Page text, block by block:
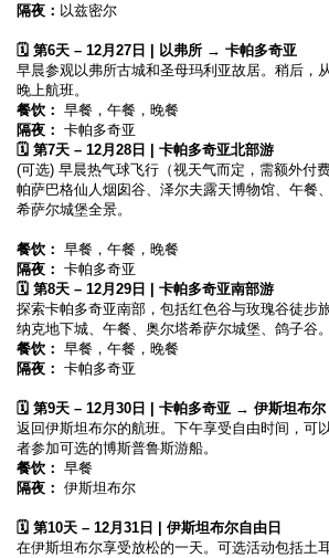
隔夜： 以兹密尔
🗓️ 第6天 – 12月27日 | 以弗所 → 卡帕多奇亚
早晨参观以弗所古城和圣母玛利亚故居。稍后，
晚上航班。
餐饮： 早餐，午餐，晚餐
隔夜： 卡帕多奇亚
🗓️ 第7天 – 12月28日 | 卡帕多奇亚北部游
(可选) 早晨热气球飞行（视天气而定，需额外付
帕萨巴格仙人烟囱谷、泽尔夫露天博物馆、午餐
希萨尔城堡全景。
餐饮： 早餐，午餐，晚餐
隔夜： 卡帕多奇亚
🗓️ 第8天 – 12月29日 | 卡帕多奇亚南部游
探索卡帕多奇亚南部，包括红色谷与玫瑰谷徒步
纳克地下城、午餐、奥尔塔希萨尔城堡、鸽子谷。
餐饮： 早餐，午餐，晚餐
隔夜： 卡帕多奇亚
🗓️ 第9天 – 12月30日 | 卡帕多奇亚 → 伊斯坦布尔
返回伊斯坦布尔的航班。下午享受自由时间，可
者参加可选的博斯普鲁斯游船。
餐饮： 早餐
隔夜： 伊斯坦布尔
🗓️ 第10天 – 12月31日 | 伊斯坦布尔自由日
在伊斯坦布尔享受放松的一天。可选活动包括土